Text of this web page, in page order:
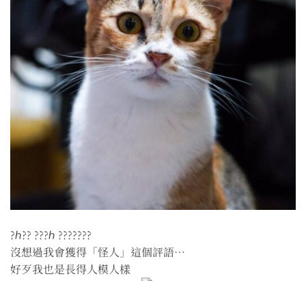
?ℎ?? ???ℎ ???????
沒想過我會獲得「怪人」這個評語⋯
好歹我也是長得人模人樣